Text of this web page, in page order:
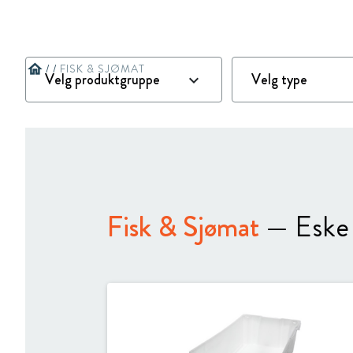
home / / FISK & SJØMAT
Fisk & Sjømat — Eske